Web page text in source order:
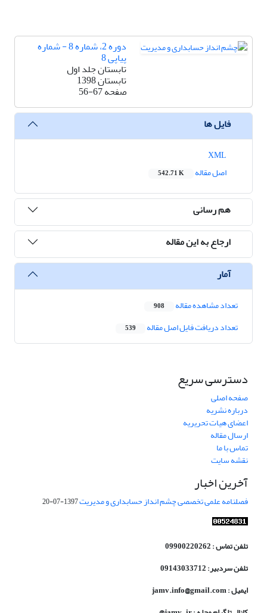
دوره 2، شماره 8 - شماره
پیاپی 8
تابستان جلد اول
تابستان 1398
صفحه56-67
فایل ها
اصل مقاله
542.71 K
هم رسانی
ارجاع به این مقاله
آمار
تعداد مشاهده مقاله 908
تعداد دریافت فایل اصل مقاله 539
دسترسی سریع
صفحه اصلی
درباره نشریه
اعضای هیات تحریریه
ارسال مقاله
تماس با ما
نقشه سایت
آخرین اخبار
فصلنامه علمی تخصصی چشم انداز حسابداری و مدیریت1397-07-20
تلفن تماس : 09900220262
تلفن سردبیر: 09143033712
ایمیل : jamv.info@gmail.com